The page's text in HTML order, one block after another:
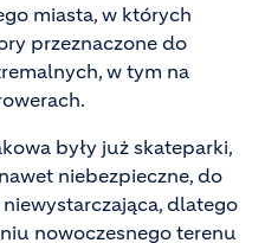
miasta, w których
przeznaczone do
w tym na
były już skateparki,
niebezpieczne, do
dlatego
nowoczesnego terenu